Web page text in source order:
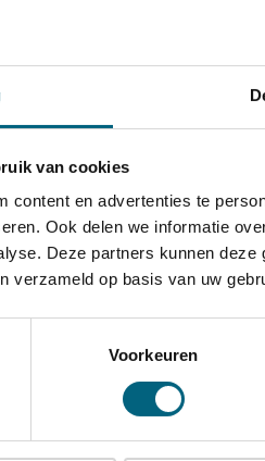
van cookies
content en advertenties te
Ook delen we informatie
Deze partners kunnen
verzameld op basis van uw
Voorkeuren
DuoForce G3-
.